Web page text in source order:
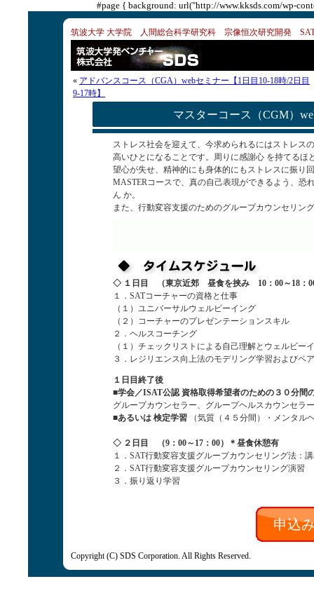
#page { background: url("http://www.kksds.com/wp-
筑波大学 大学院 人間総合科学研究科 宗像恒次研究開発
« アドバンスコース（CGA）webセミナー【1日目10-18時/2日目
9-17時】
マスターコース（CGM）
ストレス社会を迎えて、今求められるにはストレス
高いひとになることです。周りに感謝心 を持てる
望心が失せ、精神的にも身体的にもストレスに振
MASTERコースで、真の自己表現ができるよう、恐
ん か。
また、行動変容支援のためのグループカウンセリン
◇ １日目 （東京近郊 昼食を挟み 10：00～18：
１．SATコーチャーの資格と仕事
（１）ユニバーサルウェルビーイング
（２）コーチャーのプレゼンテーションスキル
２．ヘルスコーチング
（１）チェックリストによる自己理解とウェルビー
３．レジリエンス向上法のモデリング学習およびペ
１日目終了後
■学会／ISAT公認 資格取得希望者のための３０分間
グループカウンセラー、グループヘルスカウンセラ
■あるいは 検定学習（気質（４５分間）・メンタル
◇ ２日目 （9：00～17：00）
＊昼食休憩有
１．SAT行動変容支援グループカウンセリング法：
２．SAT行動変容支援グループカウンセリング演習
３．振り返り学習
申込
Copyright (C) SDS Corporation. All Rights Reserved.